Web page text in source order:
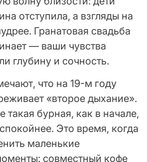
отступила, а взгляды на
Гранатовая свадьба
— ваши чувства
глубину и сочность.
что на 19-м году
«второе дыхание».
такая бурная, как в начале,
Это время, когда
маленькие
совместный кофе